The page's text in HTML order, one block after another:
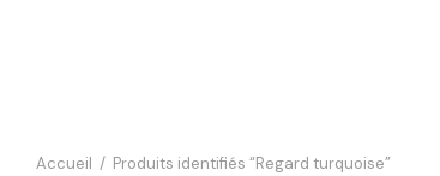
Accueil / Produits identifiés “Regard turquoise”